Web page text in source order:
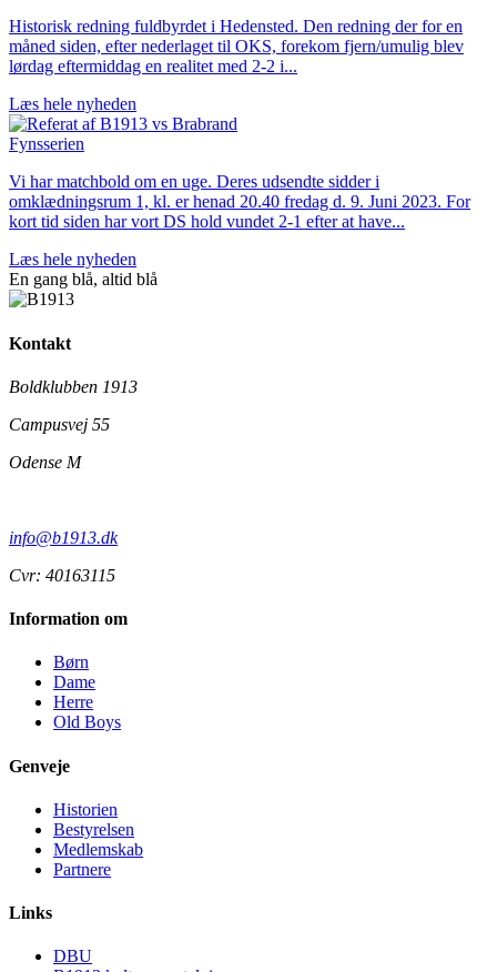
Historisk redning fuldbyrdet i Hedensted. Den redning der for en
måned siden, efter nederlaget til OKS, forekom fjern/umulig blev
lørdag eftermiddag en realitet med 2-2 i...
Læs hele nyheden
Fynsserien
Vi har matchbold om en uge. Deres udsendte sidder i
omklædningsrum 1, kl. er henad 20.40 fredag d. 9. Juni 2023. For
kort tid siden har vort DS hold vundet 2-­1 efter at have...
Læs hele nyheden
En gang blå, altid blå
Kontakt
Boldklubben 1913
Campusvej 55
Odense M
info@b1913.dk
Cvr: 40163115
Information om
Børn
Dame
Herre
Old Boys
Genveje
Historien
Bestyrelsen
Medlemskab
Partnere
Links
DBU